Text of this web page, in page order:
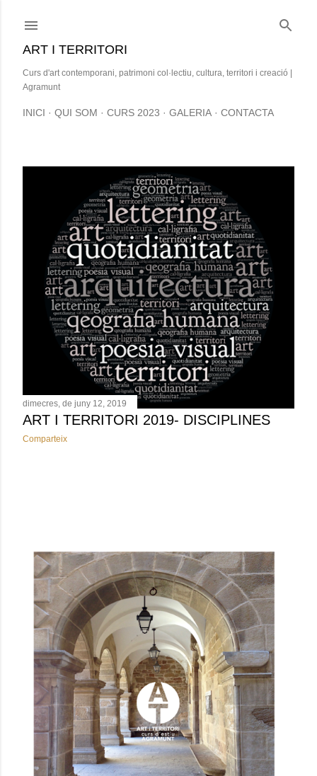
ART I TERRITORI
Curs d'art contemporani, patrimoni col·lectiu, cultura, territori i creació |
Agramunt
INICI QUI SOM CURS 2023 GALERIA CONTACTA
dimecres, de juny 12, 2019
ART I TERRITORI 2019- DISCIPLINES
Comparteix